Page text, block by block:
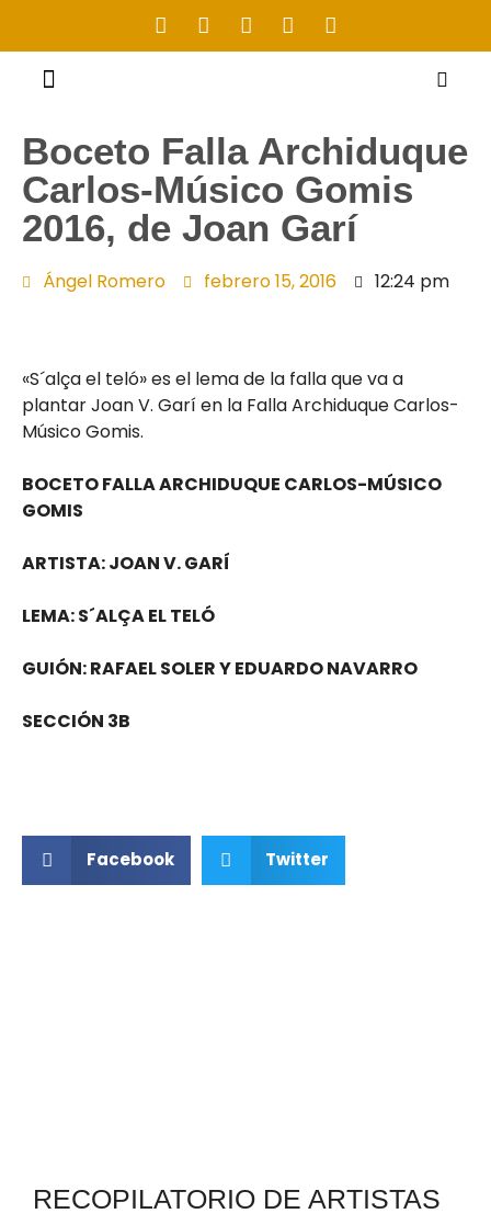
Boceto Falla Archiduque
Carlos-Músico Gomis
2016, de Joan Garí
Ángel Romero febrero 15, 2016 12:24 pm
«S´alça el teló» es el lema de la falla que va a
plantar Joan V. Garí en la Falla Archiduque Carlos-
Músico Gomis.
BOCETO FALLA ARCHIDUQUE CARLOS-MÚSICO
GOMIS
ARTISTA: JOAN V. GARÍ
LEMA: S´ALÇA EL TELÓ
GUIÓN: RAFAEL SOLER Y EDUARDO NAVARRO
SECCIÓN 3B
Facebook Twitter
RECOPILATORIO DE ARTISTAS